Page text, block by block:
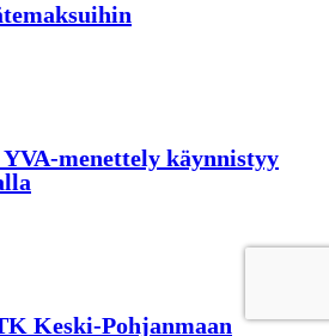
menettely käynnistyy
Keski-Pohjanmaan